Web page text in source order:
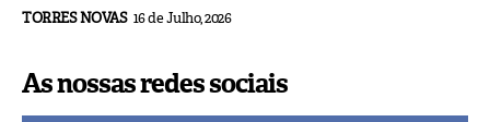
TORRES NOVAS 16 de Julho, 2026
As nossas redes sociais